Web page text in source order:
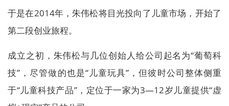
于是在2014年，朱伟松将目光投向了儿童市场，开始了
第二段创业旅程。
成立之初，朱伟松与几位创始人给公司起名为“葡萄科
技”，尽管做的也是“儿童玩具”，但彼时公司整体侧重
于“儿童科技产品”，定位于一家为3—12岁儿童提供“虚